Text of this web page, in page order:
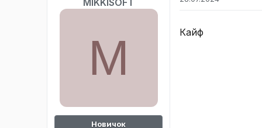
MIKKISOFT
M
Новичок
Кайф